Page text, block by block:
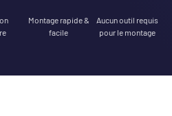
Montage rapide &
facile
Aucun outil requis
pour le montage